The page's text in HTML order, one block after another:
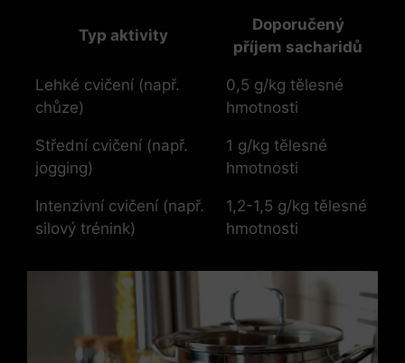
Typ aktivity
Doporučený
příjem sacharidů
Lehké cvičení (např.
chůze)
0,5 g/kg tělesné
hmotnosti
Střední cvičení (např.
jogging)
1 g/kg tělesné
hmotnosti
Intenzivní cvičení (např.
silový trénink)
1,2-1,5 g/kg tělesné
hmotnosti